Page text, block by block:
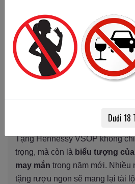
Trong văn hóa phương Đông,
nhau vào dịp Tết thể hiệnsự
giữa người tặng và người nhận.
nguồn gốc và chất lượng tuyệt
vàchân
BIỂU TƯỢNG CỦA SỰ THỊNH
Tặng Hennessy VSOP không
trọng, mà còn là biểu tượng
may mắn trong năm mới. Nhiều
tặng rượu ngon sẽ mang lại tài
Dưới 18